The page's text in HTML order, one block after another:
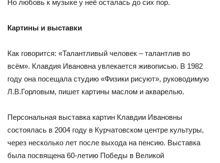
Но любовь к музыке у неё осталась до сих пор.
Картины и выставки
Как говорится: «Талантливый человек – талантлив во
всём». Клавдия Ивановна увлекается живописью. В 1982
году она посещала студию «Физики рисуют», руководимую
Л.В.Горловым, пишет картины маслом и акварелью.
Персональная выставка картин Клавдии Ивановны
состоялась в 2004 году в Курчатовском центре культуры,
через несколько лет после выхода на пенсию. Выставка
была посвящена 60-летию Победы в Великой